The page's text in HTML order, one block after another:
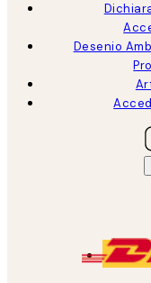
Desenio